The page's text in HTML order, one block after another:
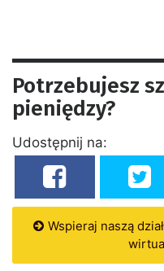
Potrzebujesz
pieniędzy?
Udostępnij na:
Wspieraj naszą